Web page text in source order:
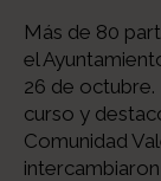
Más de 80
el
26 de octubre.
curso y
Comunidad